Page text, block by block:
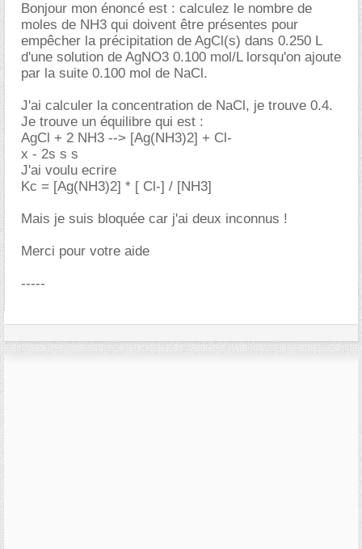
Bonjour mon énoncé est : calculez le nombre de
moles de NH3 qui doivent être présentes pour
empêcher la précipitation de AgCl(s) dans 0.250 L
d'une solution de AgNO3 0.100 mol/L lorsqu'on ajoute
par la suite 0.100 mol de NaCl.
J'ai calculer la concentration de NaCl, je trouve 0.4.
Je trouve un équilibre qui est :
AgCl + 2 NH3 --> [Ag(NH3)2] + Cl-
x - 2s s s
J'ai voulu ecrire
Kc = [Ag(NH3)2] * [ Cl-] / [NH3]
Mais je suis bloquée car j'ai deux inconnus !
Merci pour votre aide
-----